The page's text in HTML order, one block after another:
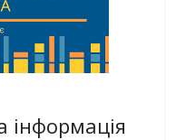
інформація